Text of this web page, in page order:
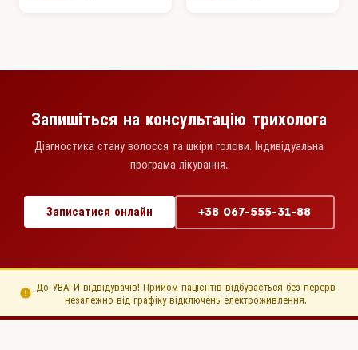
Запишіться на консультацію трихолога
Діагностика стану волосся та шкіри голови. Індивідуальна
програма лікування.
Записатися онлайн +38 067-555-31-88
До УВАГИ відвідувачів! Прийом пацієнтів відбувається без перерв
незалежно від графіку відключень електроживлення.